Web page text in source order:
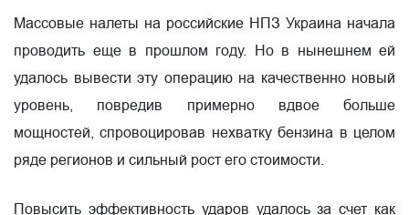
Массовые налеты на российские НПЗ Украина начала
проводить еще в прошлом году. Но в нынешнем ей
удалось вывести эту операцию на качественно новый
уровень, повредив примерно вдвое больше
мощностей, спровоцировав нехватку бензина в целом
ряде регионов и сильный рост его стоимости.
Повысить эффективность ударов удалось за счет как